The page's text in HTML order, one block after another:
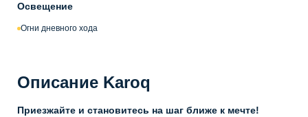
Освещение
Огни дневного хода
Описание Karoq
Приезжайте и становитесь на шаг ближе к мечте!